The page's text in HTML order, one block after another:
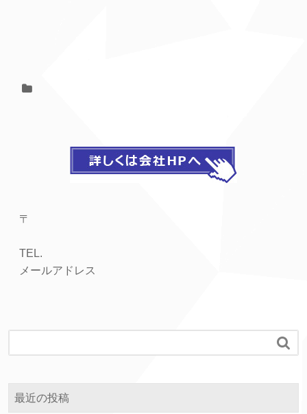
〒
TEL.
メールアドレス

最近の投稿